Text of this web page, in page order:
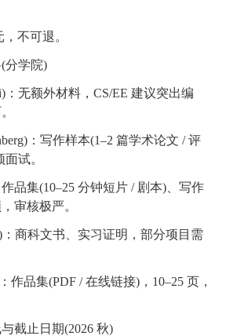
不可退。
学院)
无额外材料，CS/EE 建议突出编
：写作样本(1–2 篇学术论文 / 评
试。
集(10–25 分钟短片 / 剧本)、写作
审核极严。
商科文书、实习证明，部分项目需
品集(PDF / 在线链接)，10–25 页，
止日期(2026 秋)